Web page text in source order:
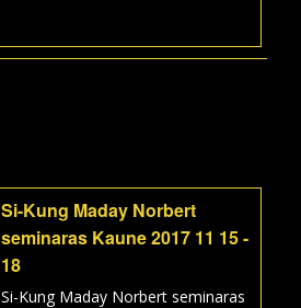
Si-Kung Maday Norbert
seminaras Kaune 2017 11 15 -
18
Si-Kung Maday Norbert seminaras